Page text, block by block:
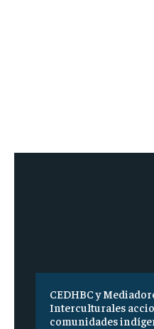
CEDHBC y
Interculturales
comunidades